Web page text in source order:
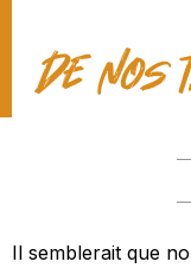
LES
de nos
Il semblerait que